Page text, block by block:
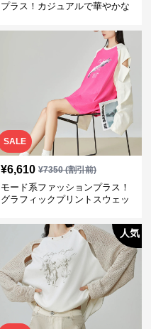
プラス！カジュアルで華やかな
SALE
¥6,610 ¥7350(割引前)
モード系ファッションプラス！
グラフィックプリントスウェッ
人気